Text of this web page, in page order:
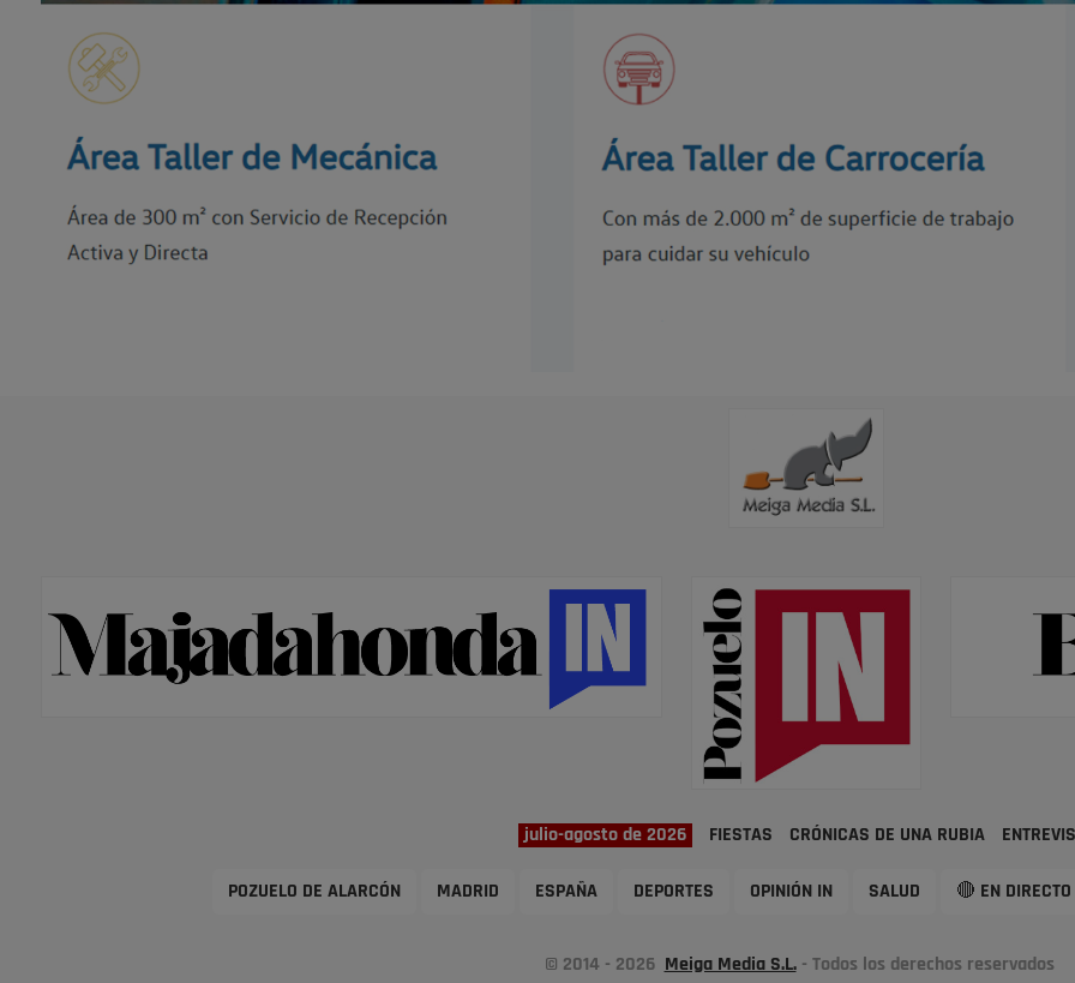
julio-agosto de 2026 FIESTAS CRÓNICAS DE UNA RUBIA
POZUELO DE ALARCÓN MADRID ESPAÑA DEPORTES OPINIÓN IN SALUD 🔴 EN DIRECTO
© 2014 - 2026 Meiga Media S.L.- Todos los derechos reservados